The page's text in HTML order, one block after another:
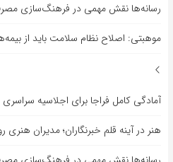
رسانه‌ها نقش مهمی در فرهنگ‌سازی
موهبتی: اصلاح نظام سلامت باید از
آمادگی کامل فراجا برای اجلاسیه
هنر در آینه قلم خبرنگاران؛ مدیران هنری